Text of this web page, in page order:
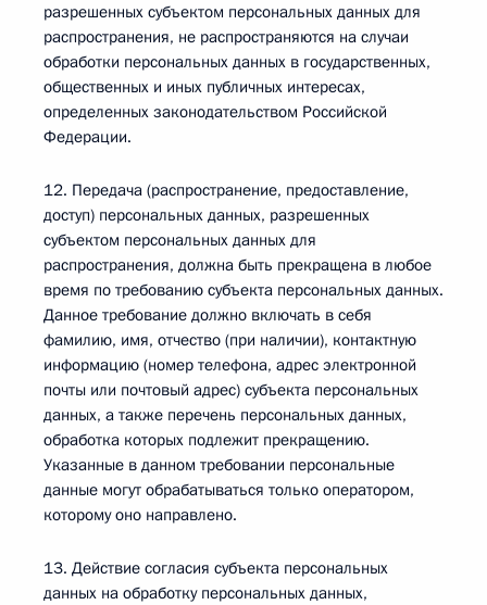
разрешенных субъектом персональных данных для
распространения, не распространяются на случаи
обработки персональных данных в государственных,
общественных и иных публичных интересах,
определенных законодательством Российской
Федерации.
12. Передача (распространение, предоставление,
доступ) персональных данных, разрешенных
субъектом персональных данных для
распространения, должна быть прекращена в любое
время по требованию субъекта персональных данных.
Данное требование должно включать в себя
фамилию, имя, отчество (при наличии), контактную
информацию (номер телефона, адрес электронной
почты или почтовый адрес) субъекта персональных
данных, а также перечень персональных данных,
обработка которых подлежит прекращению.
Указанные в данном требовании персональные
данные могут обрабатываться только оператором,
которому оно направлено.
13. Действие согласия субъекта персональных
данных на обработку персональных данных,